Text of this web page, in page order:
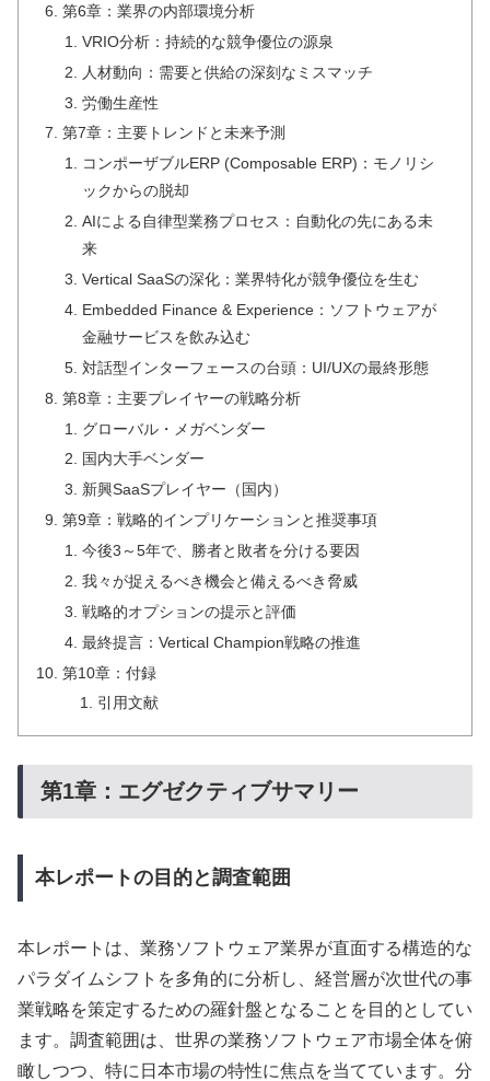
第6章：業界の内部環境分析
VRIO分析：持続的な競争優位の源泉
人材動向：需要と供給の深刻なミスマッチ
労働生産性
第7章：主要トレンドと未来予測
コンポーザブルERP (Composable ERP)：モノリシ
ックからの脱却
AIによる自律型業務プロセス：自動化の先にある未
来
Vertical SaaSの深化：業界特化が競争優位を生む
Embedded Finance & Experience：ソフトウェアが
金融サービスを飲み込む
対話型インターフェースの台頭：UI/UXの最終形態
第8章：主要プレイヤーの戦略分析
グローバル・メガベンダー
国内大手ベンダー
新興SaaSプレイヤー（国内）
第9章：戦略的インプリケーションと推奨事項
今後3～5年で、勝者と敗者を分ける要因
我々が捉えるべき機会と備えるべき脅威
戦略的オプションの提示と評価
最終提言：Vertical Champion戦略の推進
第10章：付録
引用文献
第1章：エグゼクティブサマリー
本レポートの目的と調査範囲
本レポートは、業務ソフトウェア業界が直面する構造的な
パラダイムシフトを多角的に分析し、経営層が次世代の事
業戦略を策定するための羅針盤となることを目的としてい
ます。調査範囲は、世界の業務ソフトウェア市場全体を俯
瞰しつつ、特に日本市場の特性に焦点を当てています。分